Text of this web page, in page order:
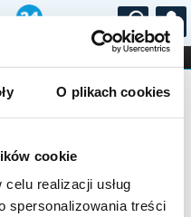
O plikach cookies
cookie
realizacji usług
spersonalizowania treści
...
STAND-UP
na wydarzenie